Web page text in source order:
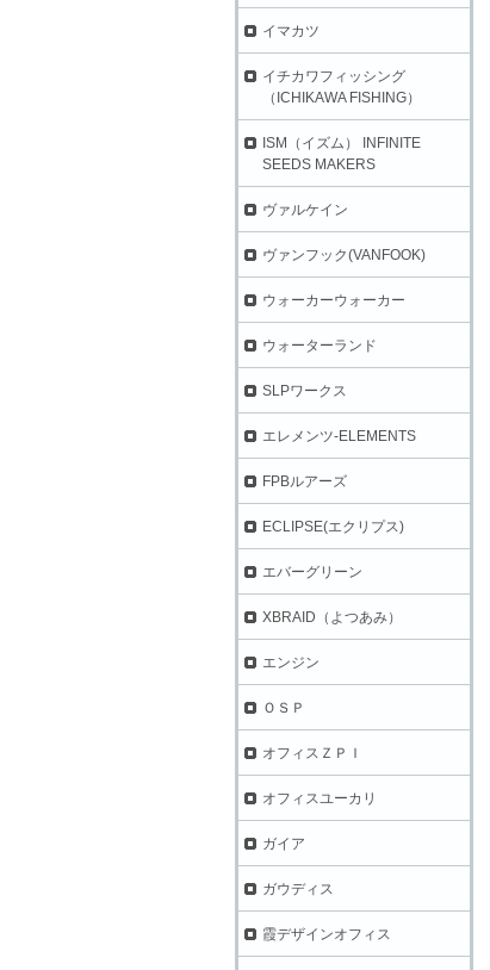
イマカツ
イチカワフィッシング
（ICHIKAWA FISHING）
ISM（イズム） INFINITE
SEEDS MAKERS
ヴァルケイン
ヴァンフック(VANFOOK)
ウォーカーウォーカー
ウォーターランド
SLPワークス
エレメンツ-ELEMENTS
FPBルアーズ
ECLIPSE(エクリプス)
エバーグリーン
XBRAID（よつあみ）
エンジン
ＯＳＰ
オフィスＺＰＩ
オフィスユーカリ
ガイア
ガウディス
霞デザインオフィス